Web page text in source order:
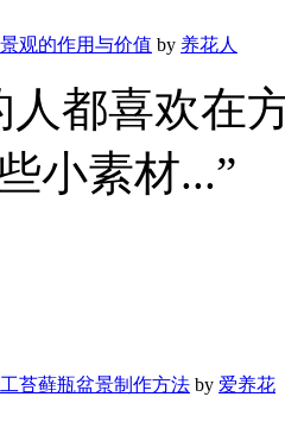
观的作用与价值 by 养花人
人都喜欢在
小素材...”
苔藓瓶盆景制作方法 by 爱养花